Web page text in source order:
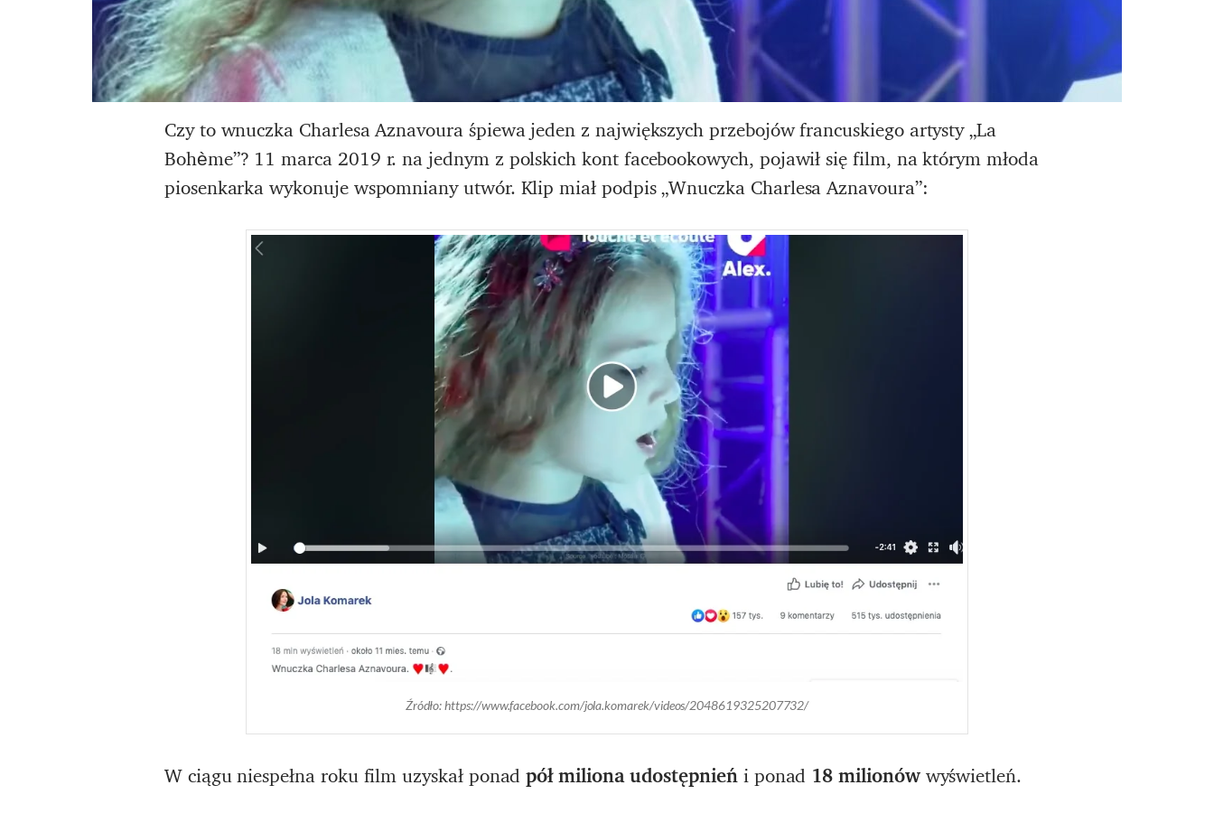
Czy to wnuczka Charlesa Aznavoura śpiewa jeden z największych przebojów francuskiego artysty „La
Bohème”? 11 marca 2019 r. na jednym z polskich kont facebookowych, pojawił się film, na którym młoda
piosenkarka wykonuje wspomniany utwór. Klip miał podpis „Wnuczka Charlesa Aznavoura”:
Źródło: https://www.facebook.com/jola.komarek/videos/2048619325207732/
W ciągu niespełna roku film uzyskał ponadpół miliona udostępnieńi ponad 18 milionówwyświetleń.